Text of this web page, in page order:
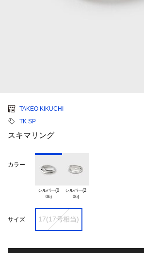
TAKEO KIKUCHI
TK SP
スキマリング
カラー
シルバー(0
06)
シルバー(2
06)
サイズ 17(17号相当)